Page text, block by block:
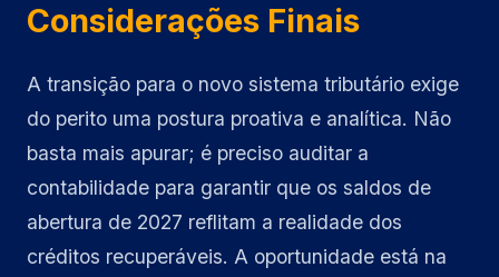
Considerações Finais
A transição para o novo sistema tributário exige
do perito uma postura proativa e analítica. Não
basta mais apurar; é preciso auditar a
contabilidade para garantir que os saldos de
abertura de 2027 reflitam a realidade dos
créditos recuperáveis. A oportunidade está na